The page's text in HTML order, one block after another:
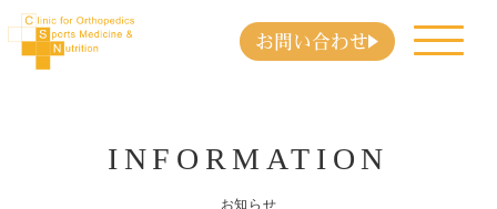
お問い合わせ
INFORMATION
お知らせ